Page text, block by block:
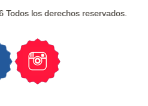
Todos los derechos reservados.